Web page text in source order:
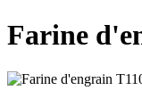
Farine